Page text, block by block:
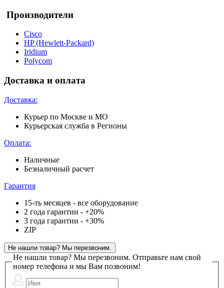
Производители
Cisco
HP (Hewlett-Packard)
Iridium
Polycom
Доставка и оплата
Доставка:
Курьер по Москве и МО
Курьерская служба в Регионы
Оплата:
Наличные
Безналичный расчет
Гарантия
15-ть месяцев - все оборудование
2 года гарантии - +20%
3 года гарантии - +30%
ZIP
Не нашли товар? Мы перезвоним.
Не нашли товар? Мы перезвоним. Отправьте нам свой
номер телефона и мы Вам позвоним!